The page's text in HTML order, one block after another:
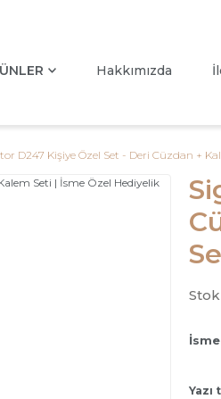
Hakkımızda
D247 Kişiye Özel Set - Deri Cüzdan +
Yazı